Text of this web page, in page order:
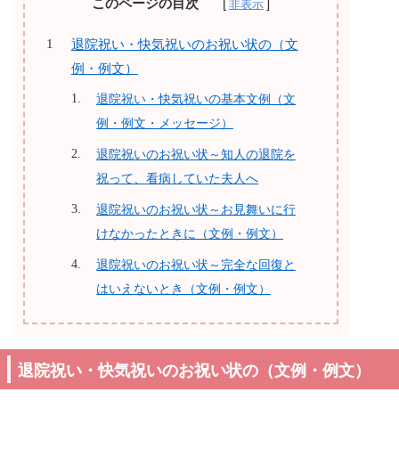
このページの目次
退院祝い・快気祝いのお祝い状の（文
例・例文）
退院祝い・快気祝いの基本文例（文
例・例文・メッセージ）
退院祝いのお祝い状～知人の退院を
祝って、看病していた夫人へ
退院祝いのお祝い状～お見舞いに行
けなかったときに（文例・例文）
退院祝いのお祝い状～完全な回復と
はいえないとき（文例・例文）
退院祝い・快気祝いのお祝い状の（文例・例文）